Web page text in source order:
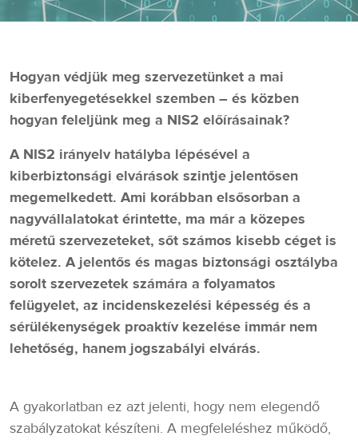
Hogyan védjük meg szervezetünket a mai
kiberfenyegetésekkel szemben – és közben
hogyan feleljünk meg a NIS2 előírásainak?
A NIS2 irányelv hatályba lépésével a
kiberbiztonsági elvárások szintje jelentősen
megemelkedett. Ami korábban elsősorban a
nagyvállalatokat érintette, ma már a közepes
méretű szervezeteket, sőt számos kisebb céget is
kötelez. A jelentős és magas biztonsági osztályba
sorolt szervezetek számára a folyamatos
felügyelet, az incidenskezelési képesség és a
sérülékenységek proaktív kezelése immár nem
lehetőség, hanem jogszabályi elvárás.
A gyakorlatban ez azt jelenti, hogy nem elegendő
szabályzatokat készíteni. A megfeleléshez működő,